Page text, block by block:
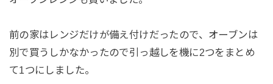
前の家はレンジだけが備え付けだったので、オーブンは
別で買うしかなかったので引っ越しを機に2つをまとめ
て1つにしました。